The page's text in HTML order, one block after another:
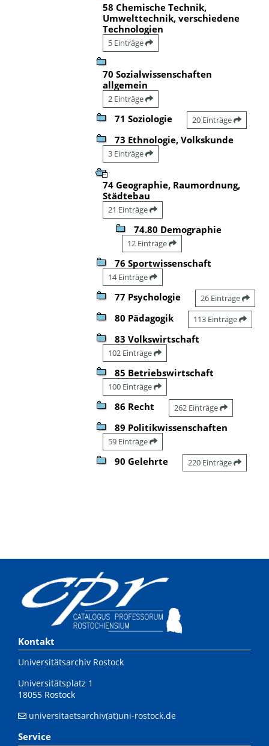
58 Chemische Technik,
Umwelttechnik, verschiedene
Technologien
5 Einträge
70 Sozialwissenschaften
allgemein
2 Einträge
71 Soziologie 20 Einträge
73 Ethnologie, Volkskunde
3 Einträge
74 Geographie, Raumordnung,
Städtebau
21 Einträge
74.80 Demographie
12 Einträge
76 Sportwissenschaft
14 Einträge
77 Psychologie 26 Einträge
80 Pädagogik 113 Einträge
83 Volkswirtschaft
102 Einträge
85 Betriebswirtschaft
100 Einträge
86 Recht 262 Einträge
89 Politikwissenschaften
59 Einträge
90 Gelehrte 220 Einträge
Kontakt
Universitätsarchiv Rostock
Universitätsplatz 1
18055 Rostock
universitaetsarchiv(at)uni-rostock.de
Service